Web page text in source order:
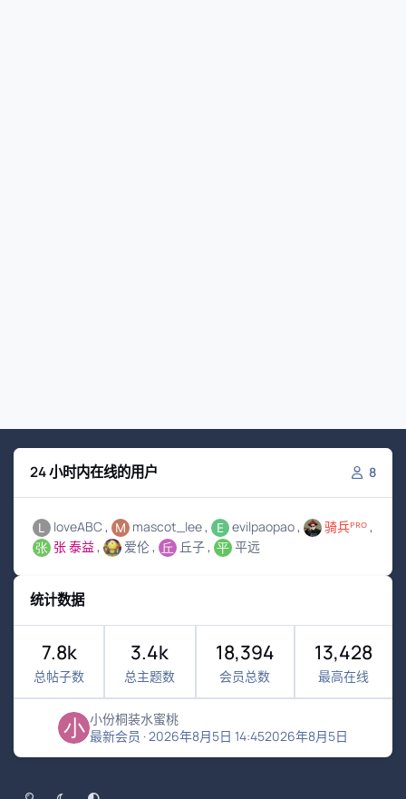
24 小时内在线的用户 8
loveABC mascot_lee evilpaopao
骑兵ᴾᴿᴼ
张 泰益
爱伦 丘子 平远
统计数据
7.8k
总帖子数
3.4k
总主题数
18,394
会员总数
13,428
最高在线
小份桐装水蜜桃
最新会员 ·2026年8月5日 14:452026年8月5日
浅色模式黑暗模式系统偏好